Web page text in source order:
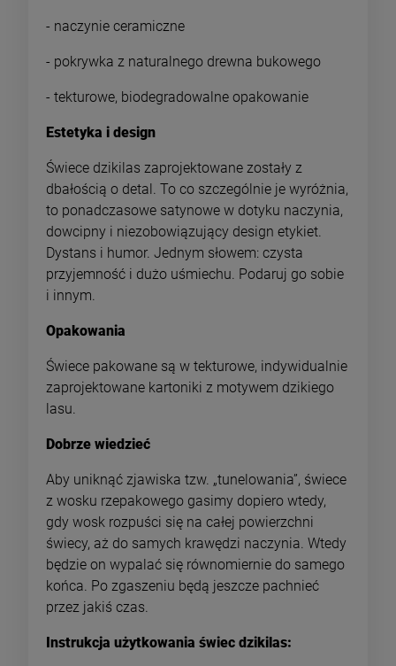
- naczynie ceramiczne
- pokrywka z naturalnego drewna bukowego
- tekturowe, biodegradowalne opakowanie
Estetyka i design
Świece dzikilas zaprojektowane zostały z
dbałością o detal. To co szczególnie je wyróżnia,
to ponadczasowe satynowe w dotyku naczynia,
dowcipny i niezobowiązujący design etykiet.
Dystans i humor. Jednym słowem: czysta
przyjemność i dużo uśmiechu. Podaruj go sobie
i innym.
Opakowania
Świece pakowane są w tekturowe, indywidualnie
zaprojektowane kartoniki z motywem dzikiego
lasu.
Dobrze wiedzieć
Aby uniknąć zjawiska tzw. „tunelowania”, świece
z wosku rzepakowego gasimy dopiero wtedy,
gdy wosk rozpuści się na całej powierzchni
świecy, aż do samych krawędzi naczynia. Wtedy
będzie on wypalać się równomiernie do samego
końca. Po zgaszeniu będą jeszcze pachnieć
przez jakiś czas.
Instrukcja użytkowania świec dzikilas: